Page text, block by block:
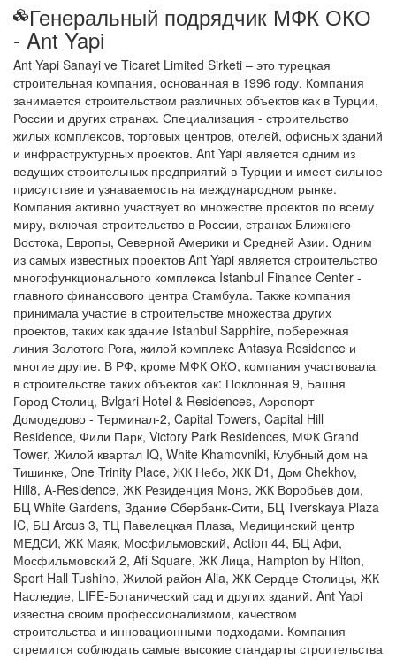
Генеральный подрядчик МФК ОКО
- Ant Yapi
Ant Yapi Sanayi ve Ticaret Limited Sirketi – это турецкая
строительная компания, основанная в 1996 году. Компания
занимается строительством различных объектов как в Турции,
России и других странах. Специализация - строительство
жилых комплексов, торговых центров, отелей, офисных зданий
и инфраструктурных проектов. Ant Yapi является одним из
ведущих строительных предприятий в Турции и имеет сильное
присутствие и узнаваемость на международном рынке.
Компания активно участвует во множестве проектов по всему
миру, включая строительство в России, странах Ближнего
Востока, Европы, Северной Америки и Средней Азии. Одним
из самых известных проектов Ant Yapi является строительство
многофункционального комплекса Istanbul Finance Center -
главного финансового центра Стамбула. Также компания
принимала участие в строительстве множества других
проектов, таких как здание Istanbul Sapphire, побережная
линия Золотого Рога, жилой комплекс Antasya Residence и
многие другие. В РФ, кроме МФК ОКО, компания участвовала
в строительстве таких объектов как: Поклонная 9, Башня
Город Столиц, Bvlgari Hotel & Residences, Аэропорт
Домодедово - Терминал-2, Capital Towers, Capital Hill
Residence, Фили Парк, Victory Park Residences, МФК Grand
Tower, Жилой квартал IQ, White Khamovniki, Клубный дом на
Тишинке, One Trinity Place, ЖК Небо, ЖК D1, Дом Chekhov,
Hill8, A-Residence, ЖК Резиденция Монэ, ЖК Воробьёв дом,
БЦ White Gardens, Здание Сбербанк-Сити, БЦ Tverskaya Plaza
IC, БЦ Arcus 3, ТЦ Павелецкая Плаза, Медицинский центр
МЕДСИ, ЖК Маяк, Мосфильмовский, Action 44, БЦ Афи,
Мосфильмовский 2, Afi Square, ЖК Лица, Hampton by Hilton,
Sport Hall Tushino, Жилой район Alia, ЖК Сердце Столицы, ЖК
Наследие, LIFE-Ботанический сад и других зданий. Ant Yapi
известна своим профессионализмом, качеством
строительства и инновационными подходами. Компания
стремится соблюдать самые высокие стандарты строительства